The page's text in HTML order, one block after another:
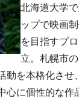
北海道大学
ップで映画
を目指すプ
立。札幌市
動を本格化さ
心に個性的な